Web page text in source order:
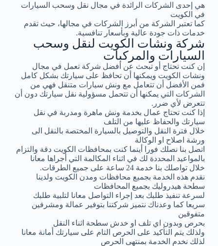
هي إحدى الشركات الرائدة في مجال نقل وسحب السيارات
في الكويت
كما تعتبر الشركة من أبرز الشركات في مجالها، حيث تقدم
خدمات ذات جودة عالية وبأسعار تنافسية.
شركة ونشات الكويت لنقل وسحب
السيارات والمركبات
إن كنت تحتاج أو تبحث عن أفضل شركة تعمل في مجال
ونشات الكويت ويمكنها أن تحافظ على سيارتك بشكل كامل
فمن الأفضل أن تتعامل مع ونش سيارات متنقل فهي من
الشركات التي يمكنها أن تتحمل مسؤولية نقل سيارتك دون أن
تتعرض لأي ضرر.
إذا كنت تحتاج عمال بخدمة ونش ماهرة ومدربة في نقل
سيارتك والحفاظ عليها من التلف
خلال فترة النقل والتوصيل بالسيارة المختصة بالنقل الى
ورشة اصلاح او الوكالة
اتصل بنا نصلك فورا أينما كنت بمحافظات الكويت دقة والتزام
بالمواعيد المحددة لك في اثناء المكالمة التي أجراها معانا
خلال تواصلك بنا خدمة 24 ساعة على جميع الطرقات.
نقدم هذه الخدمة بجميع محافظات ومدن الكويت ولدينا
سطحة هيدروليك بجميع المحافظات
لسرعة تنفيذ طلبك بعد إجراء التواصل معانا لتلبية طلبك
سريعا كما وعدناك نتميز شركتنا بتوفير عمالة ومشرفين
متفوقين
بحرص وبدون اي تلف او خدش سطحة اثناء النقل
ولذلك يتم التأكيد على الحرص التام على سيارتك أمانة معانا
لذلك نخدم الخدمة بمنتهى الحرص